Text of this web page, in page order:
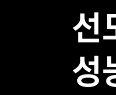
선
성